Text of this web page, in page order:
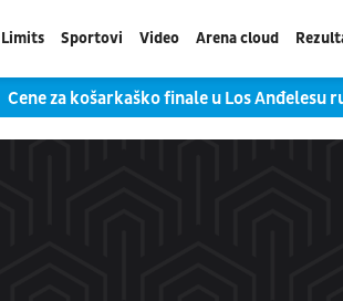
Limits Sportovi Video Arena cloud
Cene za košarkaško finale u Los